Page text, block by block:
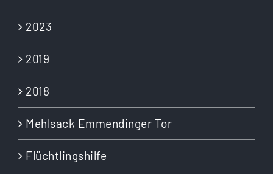
2023
2019
2018
Mehlsack Emmendinger Tor
Flüchtlingshilfe